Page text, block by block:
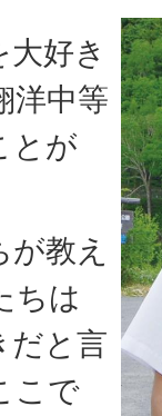
好き
洋中等
とが
教え
ちは
だと言
こで